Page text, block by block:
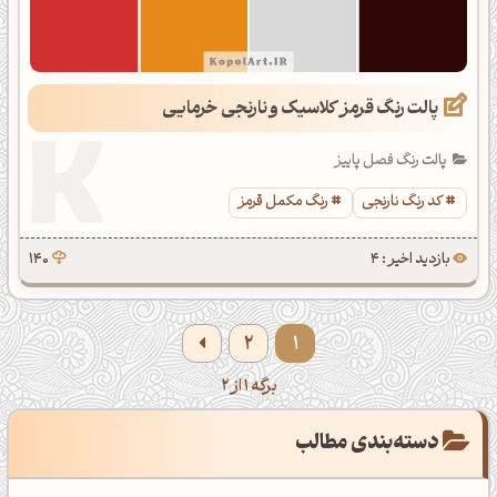
پالت رنگ قرمز کلاسیک و نارنجی خرمایی
پالت رنگ فصل پاییز
کد رنگ نارنجی
رنگ مکمل قرمز
بازدید اخیر : 4 140
1
2
برگه 1 از 2
دسته‌بندی مطالب